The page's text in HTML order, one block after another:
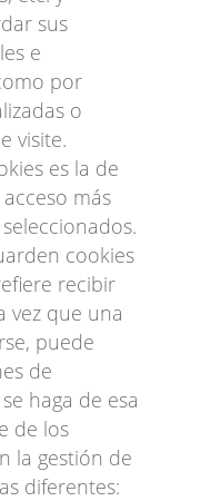
sus
e
por
o
visite.
es la de
más
cookies
recibir
vez que una
puede
de
haga de esa
de los
la gestión de
diferentes: